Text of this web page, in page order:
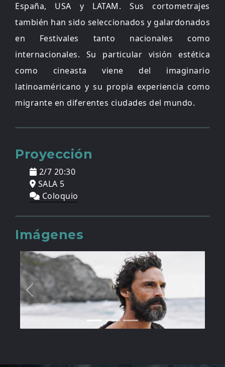
España, USA y LATAM. Sus cortometrajes
también han sido seleccionados y galardonados
en Festivales tanto nacionales como
internacionales. Su particular visión estética
como cineasta viene del imaginario
latinoaméricano y su propia experiencia como
migrante en diferentes ciudades del mundo.
Proyección
2/7 20:30
SALA 5
Coloquio
Imágenes